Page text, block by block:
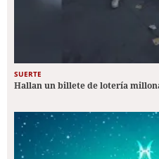
SUERTE
Hallan un billete de lotería